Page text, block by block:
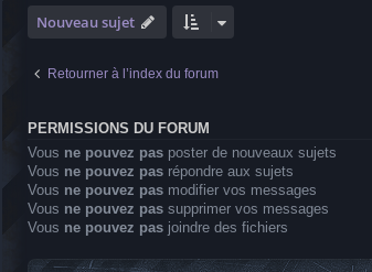
Nouveau sujet
Retourner à l’index du forum
PERMISSIONS DU FORUM
Vous ne pouvez pas poster de nouveaux sujets
Vous ne pouvez pas répondre aux sujets
Vous ne pouvez pas modifier vos messages
Vous ne pouvez pas supprimer vos messages
Vous ne pouvez pas joindre des fichiers